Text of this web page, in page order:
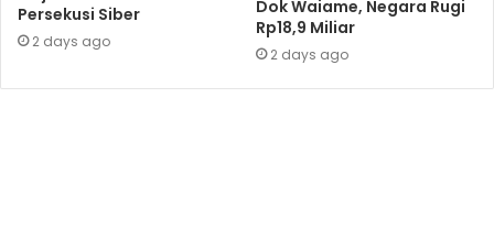
Persekusi Siber
2 days ago
Dok Waiame, Negara Rugi
Rp18,9 Miliar
2 days ago